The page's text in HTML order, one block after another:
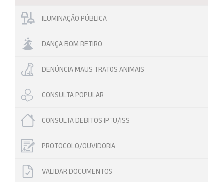
ILUMINAÇÃO PÚBLICA
DANÇA BOM RETIRO
DENÚNCIA MAUS TRATOS ANIMAIS
CONSULTA POPULAR
CONSULTA DEBITOS IPTU/ISS
PROTOCOLO/OUVIDORIA
VALIDAR DOCUMENTOS